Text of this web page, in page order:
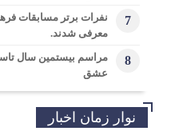
7
نفرات برتر مسابقات
معرفی شدند.
8
مراسم بیستمین سال
عشق
نوار زمان اخبار